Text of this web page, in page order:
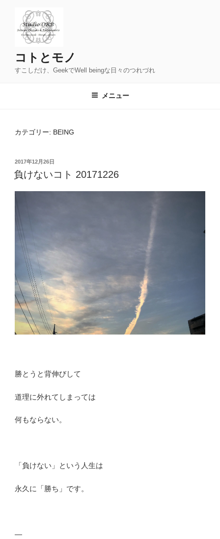
コトとモノ
すこしだけ、GeekでWell beingな日々のつれづれ
メニュー
カテゴリー: BEING
投
稿
日:
2017年12月26日
負けないコト 20171226
勝とうと背伸びして
道理に外れてしまっては
何もならない。
「負けない」という人生は
永久に「勝ち」です。
—